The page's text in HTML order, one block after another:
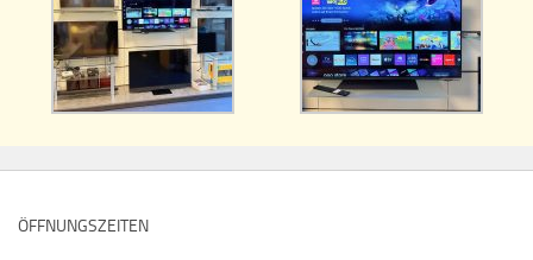
ÖFFNUNGSZEITEN